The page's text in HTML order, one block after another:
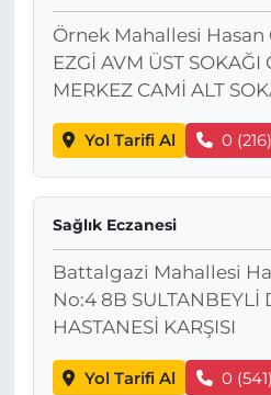
Örnek Mahallesi Hasan
EZGİ AVM ÜST SOKAĞI
MERKEZ CAMİ ALT
Yol Tarifi Al 0
Sağlık Eczanesi
Battalgazi Mahallesi
No:4 8B SULTANBEYLİ
HASTANESİ KARŞISI
Yol Tarifi Al 0